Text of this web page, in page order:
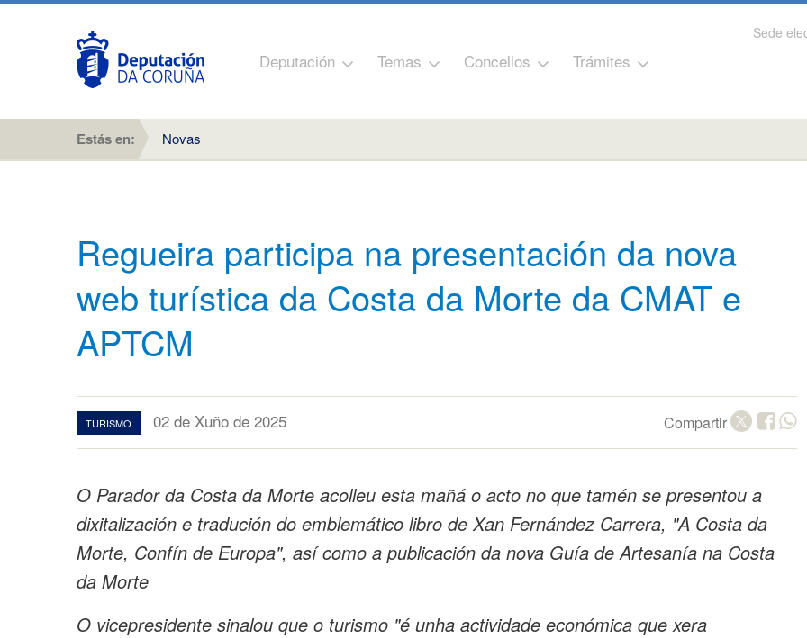
Sede
Deputación Temas Concellos Trámites
Estás en: Novas
Regueira participa na presentación da nova
web turística da Costa da Morte da CMAT e
APTCM
TURISMO 02 de Xuño de 2025 Compartir
O Parador da Costa da Morte acolleu esta mañá o acto no que tamén se presentou a
dixitalización e tradución do emblemático libro de Xan Fernández Carrera, "A Costa da
Morte, Confín de Europa", así como a publicación da nova Guía de Artesanía na Costa
da Morte
O vicepresidente sinalou que o turismo "é unha actividade económica que xera